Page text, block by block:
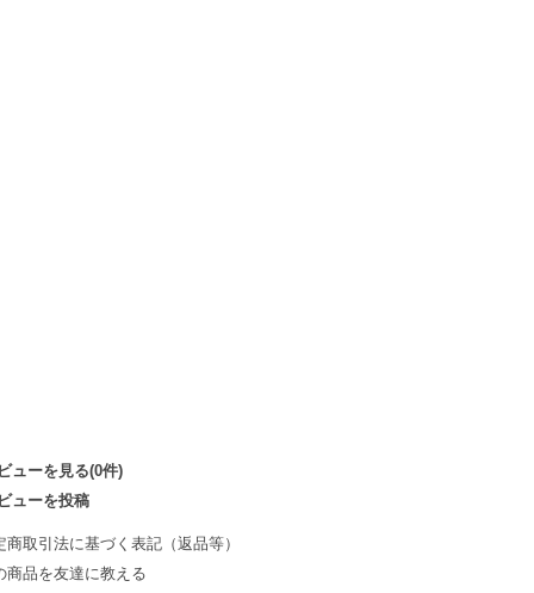
ューを見る(0件)
ューを投稿
商取引法に基づく表記（返品等）
商品を友達に教える